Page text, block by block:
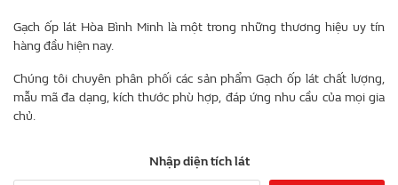
Gạch ốp lát Hòa Bình Minh là một trong những thương hiệu uy tín
hàng đầu hiện nay.
Chúng tôi chuyên phân phối các sản phẩm Gạch ốp lát chất lượng,
mẫu mã đa dạng, kích thước phù hợp, đáp ứng nhu cầu của mọi gia
chủ.
Nhập diện tích lát